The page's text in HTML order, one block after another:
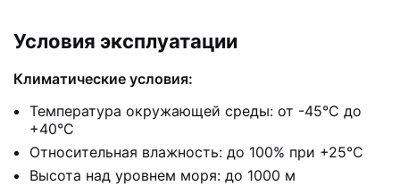
Условия эксплуатации
Климатические условия:
Температура окружающей среды: от -45°C до
+40°C
Относительная влажность: до 100% при +25°C
Высота над уровнем моря: до 1000 м